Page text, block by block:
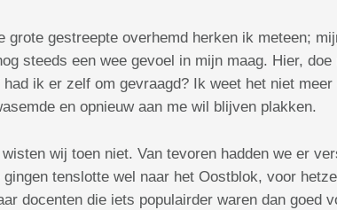
gestreepte overhemd herken ik meteen;
steeds een wee gevoel in mijn maag. Hier, doe
ik er zelf om gevraagd? Ik weet het niet meer
en opnieuw aan me wil blijven plakken.
wij toen niet. Van tevoren hadden we er
tenslotte wel naar het Oostblok, voor
docenten die iets populairder waren dan goed